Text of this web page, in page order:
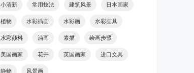
小清新 常用技法 建筑风景 日本画家
植物 水彩插画 水彩画 水彩画具
水彩颜料 油画 素描 绘画步骤
美国画家 花卉 英国画家 进口文具
静物 风景画